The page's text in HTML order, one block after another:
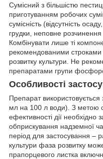
Сумісний з більшістю
приготуванням робочих
сумісність (відсутність
грудки, неповне
Комбінувати лише ті
рекомендованими
розвитку культури. Не
препаратами групи
Особливостi
Препарат
мл на 100 л води). З метою
ефективності дії необхідно
обприскування надземної
період для застосування –
культури фаза розвитку
прапорцевого листка